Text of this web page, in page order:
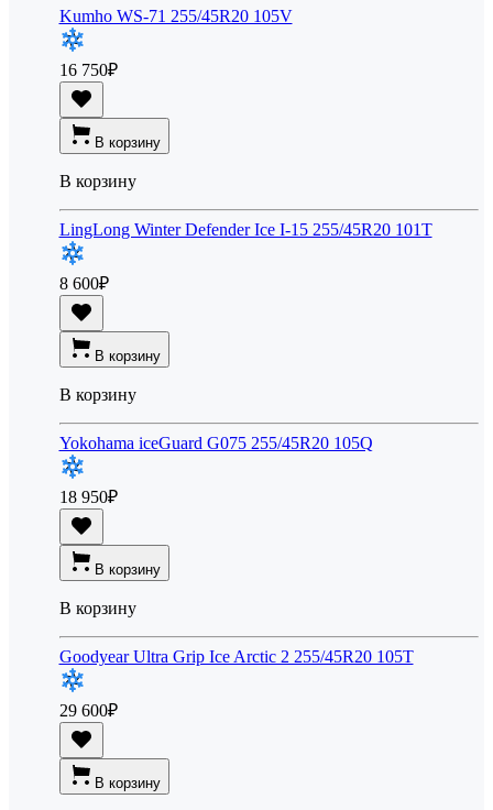
Kumho WS-71 255/45R20 105V
16 750₽
В корзину
В корзину
LingLong Winter Defender Ice I-15 255/45R20 101T
8 600₽
В корзину
В корзину
Yokohama iceGuard G075 255/45R20 105Q
18 950₽
В корзину
В корзину
Goodyear Ultra Grip Ice Arctic 2 255/45R20 105T
29 600₽
В корзину